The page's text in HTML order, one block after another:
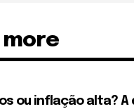
more
ou inflação alta? A